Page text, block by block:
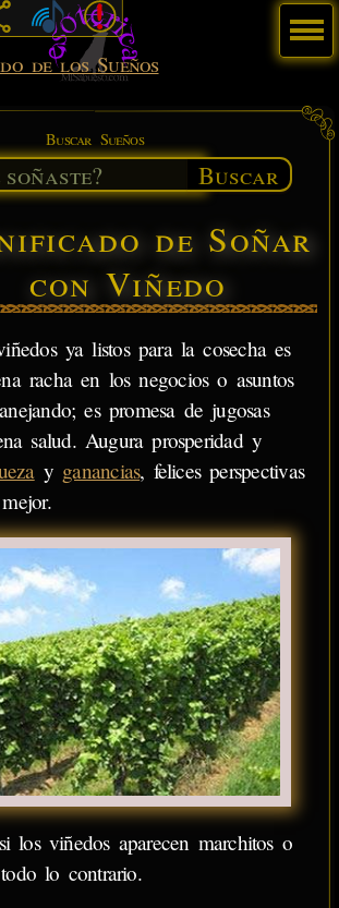
de los Sueños
Buscar Sueños
Buscar
de Soñar
con Viñedo
ya listos para la cosecha es
racha en los negocios o asuntos
es promesa de jugosas
salud. Augura prosperidad y
y ganancias, felices perspectivas
los viñedos aparecen marchitos o
lo contrario.
Menú